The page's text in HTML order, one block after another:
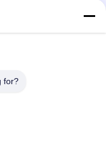
de
roots
for?